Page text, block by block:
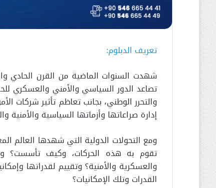
تعريف الدبلوم:
تصاعد الدور السياسي والأمني والعسكري
والتحرر الوطني، بجانب تعاظم تأثير شركات
إدارة صراعاتها وأزماتها السياسية والأمنية
ومع التحولات الدولية التي شهدها العالم
تقوم به هذه الحركات، وكيف تأسست؟
والعسكرية والأمنية؟ وتقييم لقدراتها
القدرات وتلك الإمكانيات؟